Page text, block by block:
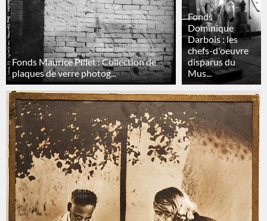
Fonds Maurice Pillet : Collection de
plaques de verre photog...
Fonds
Dominique
Darbois : les
chefs-d'oeuvre
disparus du
Mus...